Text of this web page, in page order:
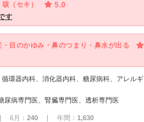
（セキ） 5.0
す
目のかゆみ・鼻のつまり・鼻水が出る
循環器内科、消化器内科、糖尿病科、アレル
尿病専門医、腎臓専門医、透析専門医
月： 240 | 年間： 1,630